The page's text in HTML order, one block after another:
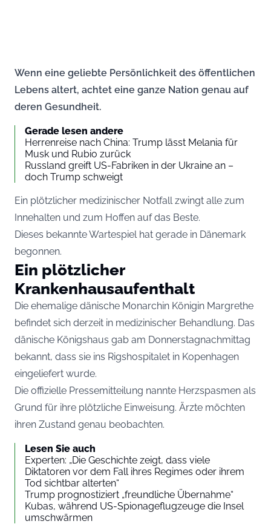
Wenn eine geliebte Persönlichkeit des öffentlichen
Lebens altert, achtet eine ganze Nation genau auf
deren Gesundheit.
Gerade lesen andere
Herrenreise nach China: Trump lässt Melania für
Musk und Rubio zurück
Russland greift US-Fabriken in der Ukraine an –
doch Trump schweigt
Ein plötzlicher medizinischer Notfall zwingt alle zum
Innehalten und zum Hoffen auf das Beste.
Dieses bekannte Wartespiel hat gerade in Dänemark
begonnen.
Ein plötzlicher
Krankenhausaufenthalt
Die ehemalige dänische Monarchin Königin Margrethe
befindet sich derzeit in medizinischer Behandlung. Das
dänische Königshaus gab am Donnerstagnachmittag
bekannt, dass sie ins Rigshospitalet in Kopenhagen
eingeliefert wurde.
Die offizielle Pressemitteilung nannte Herzspasmen als
Grund für ihre plötzliche Einweisung. Ärzte möchten
ihren Zustand genau beobachten.
Lesen Sie auch
Experten: „Die Geschichte zeigt, dass viele
Diktatoren vor dem Fall ihres Regimes oder ihrem
Tod sichtbar alterten“
Trump prognostiziert „freundliche Übernahme“
Kubas, während US-Spionageflugzeuge die Insel
umschwärmen